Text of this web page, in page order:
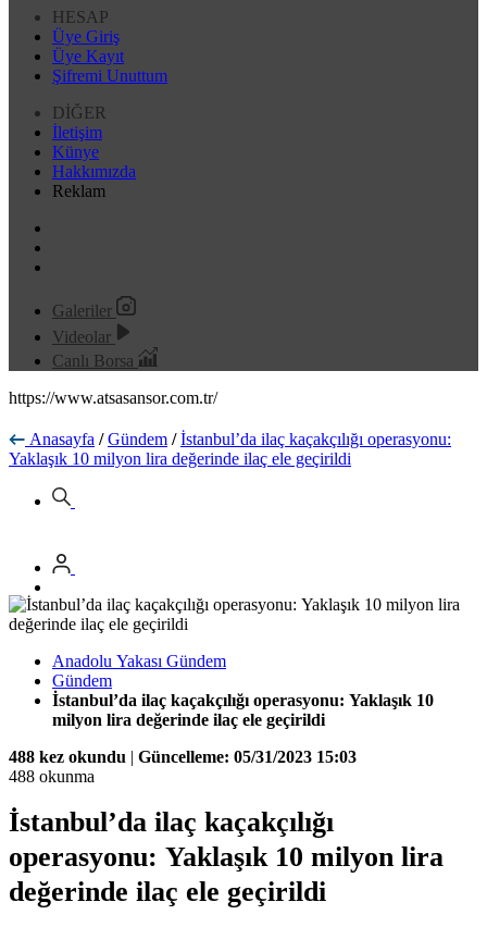
HESAP
Üye Giriş
Üye Kayıt
Şifremi Unuttum
DİĞER
İletişim
Künye
Hakkımızda
Reklam
Galeriler
Videolar
Canlı Borsa
https://www.atsasansor.com.tr/
Anasayfa / Gündem / İstanbul’da ilaç kaçakçılığı operasyonu:
Yaklaşık 10 milyon lira değerinde ilaç ele geçirildi
Anadolu Yakası Gündem
Gündem
İstanbul’da ilaç kaçakçılığı operasyonu: Yaklaşık 10
milyon lira değerinde ilaç ele geçirildi
488 kez okundu | Güncelleme: 05/31/2023 15:03
488 okunma
İstanbul’da ilaç kaçakçılığı
operasyonu: Yaklaşık 10 milyon lira
değerinde ilaç ele geçirildi